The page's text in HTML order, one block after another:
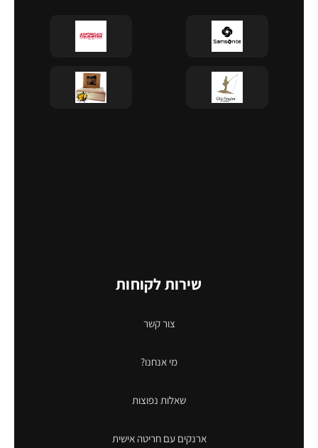
שירות לקוחות
צור קשר
מי אנחנו?
שאלות נפוצות
ארנקים עם חריטה אישית